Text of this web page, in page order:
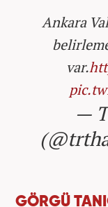
Ankara
var.
—
GÖRGÜ